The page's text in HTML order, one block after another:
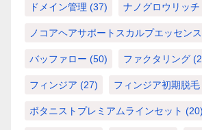
ドメイン管理 (37) ナノグロウリッチ
ノコアヘアサポートスカルプエッセンス
バッファロー (50) ファクタリング
フィンジア (27) フィンジア初期脱毛
ボタニストプレミアムラインセット (20)